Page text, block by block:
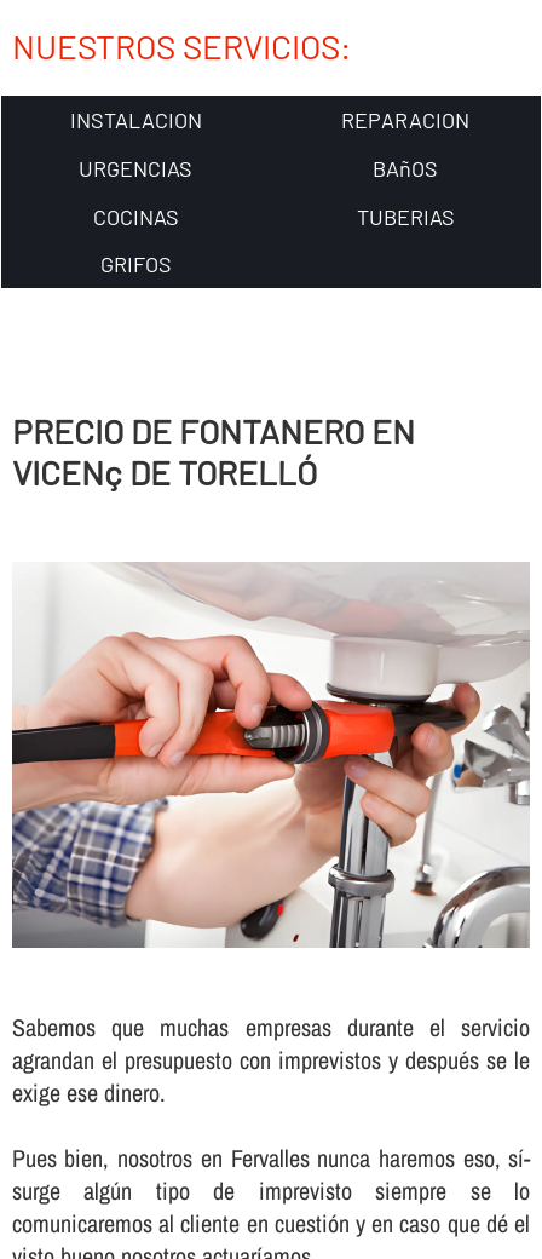
NUESTROS SERVICIOS:
INSTALACION
REPARACION
URGENCIAS
BAñOS
COCINAS
TUBERIAS
GRIFOS
PRECIO DE FONTANERO EN
VICENç DE TORELLÓ
Sabemos que muchas empresas durante el servicio
agrandan el presupuesto con imprevistos y después se le
exige ese dinero.
Pues bien, nosotros en Fervalles nunca haremos eso, sí­
surge algún tipo de imprevisto siempre se lo
comunicaremos al cliente en cuestión y en caso que dé el